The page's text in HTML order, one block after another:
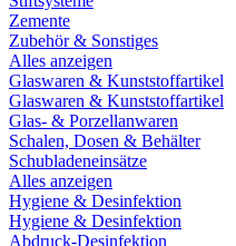
Zemente
Zubehör & Sonstiges
Alles anzeigen
Glaswaren & Kunststoffartikel
Glaswaren & Kunststoffartikel
Glas- & Porzellanwaren
Schalen, Dosen & Behälter
Schubladeneinsätze
Alles anzeigen
Hygiene & Desinfektion
Hygiene & Desinfektion
Abdruck-Desinfektion